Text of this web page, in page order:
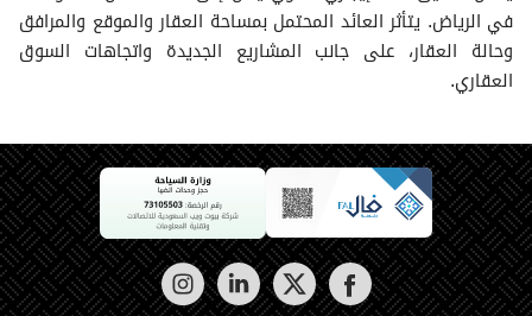
في الرياض. يتأثر العائد المحتمل بمساحة العقار والموقع والمرافق
وحالة العقار، على جانب المشاريع الجديدة واتجاهات السوق
العقاري.